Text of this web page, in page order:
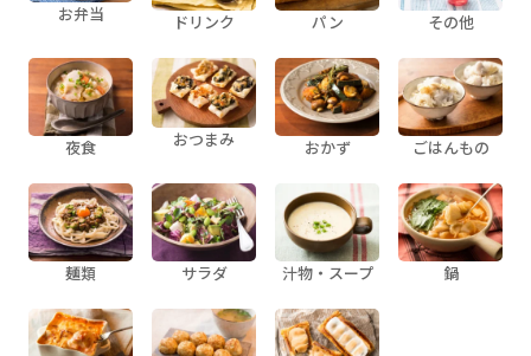
お弁当 ドリンク パン その他
夜食 おつまみ おかず ごはんもの
麺類 サラダ 汁物・スープ 鍋